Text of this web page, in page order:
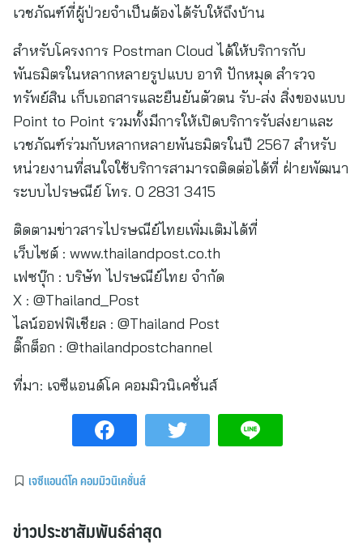
เวชภัณฑ์ที่ผู้ป่วยจำเป็นต้องได้รับให้ถึงบ้าน
สำหรับโครงการ Postman Cloud ได้ให้บริการกับ
พันธมิตรในหลากหลายรูปแบบ อาทิ ปักหมุด สำรวจ
ทรัพย์สิน เก็บเอกสารและยืนยันตัวตน รับ-ส่ง สิ่งของแบบ
Point to Point รวมทั้งมีการให้เปิดบริการรับส่งยาและ
เวชภัณฑ์ร่วมกับหลากหลายพันธมิตรในปี 2567 สำหรับ
หน่วยงานที่สนใจใช้บริการสามารถติดต่อได้ที่ ฝ่ายพัฒนา
ระบบไปรษณีย์ โทร. 0 2831 3415
ติดตามข่าวสารไปรษณีย์ไทยเพิ่มเติมได้ที่
เว็บไซต์ : www.thailandpost.co.th
เฟซบุ๊ก : บริษัท ไปรษณีย์ไทย จำกัด
X : @Thailand_Post
ไลน์ออฟฟิเชียล : @Thailand Post
ติ๊กต็อก : @thailandpostchannel
ที่มา: เจซีแอนด์โค คอมมิวนิเคชั่นส์
เจซีแอนด์โค คอมมิวนิเคชั่นส์
ข่าวประชาสัมพันธ์ล่าสุด